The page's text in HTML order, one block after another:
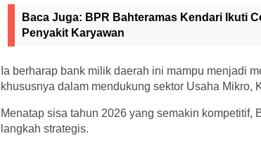
Baca Juga: BPR Bahteramas Kendari Ikuti
Penyakit Karyawan
Ia berharap bank milik daerah ini mampu menjadi
khususnya dalam mendukung sektor Usaha Mikro,
Menatap sisa tahun 2026 yang semakin
langkah strategis.